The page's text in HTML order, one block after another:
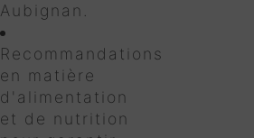
Aubignan.
Recommandations
en matière
d'alimentation
et de nutrition